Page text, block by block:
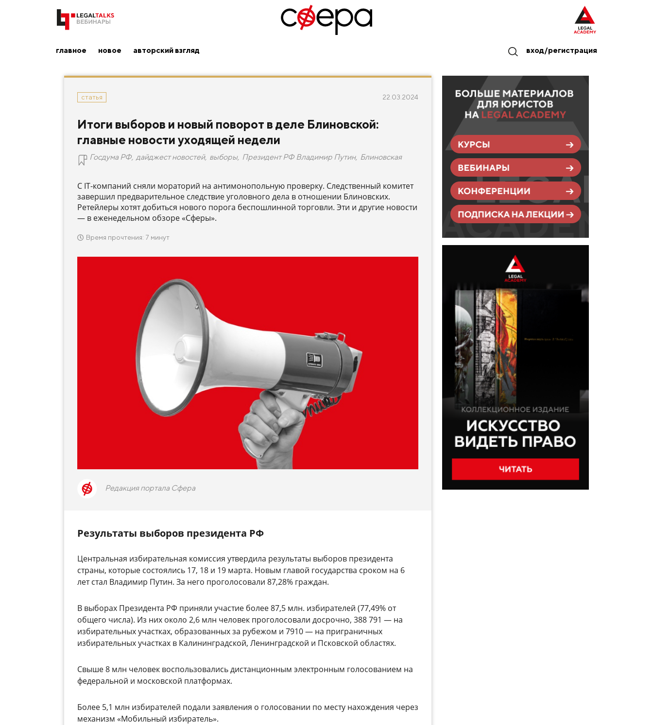
главное новое авторский взгляд вход/регистрация
статья 22.03.2024
Итоги выборов и новый поворот в деле Блиновской:
главные новости уходящей недели
Госдума РФ дайджест новостей, выборы, Президент РФ Владимир Путин, Блиновская
С IT-компаний сняли мораторий на антимонопольную проверку. Следственный комитет
завершил предварительное следствие уголовного дела в отношении Блиновских.
Ретейлеры хотят добиться нового порога беспошлинной торговли. Эти и другие новости
— в еженедельном обзоре «Сферы».
Время прочтения: 7 минут
Редакция портала Сфера
Результаты выборов президента РФ
Центральная избирательная комиссия утвердила результаты выборов президента
страны, которые состоялись 17, 18 и 19 марта. Новым главой государства сроком на 6
лет стал Владимир Путин. За него проголосовали 87,28% граждан.
В выборах Президента РФ приняли участие более 87,5 млн. избирателей (77,49% от
общего числа). Из них около 2,6 млн человек проголосовали досрочно, 388 791 — на
избирательных участках, образованных за рубежом и 7910— на приграничных
избирательных участках в Калининградской, Ленинградской и Псковской областях.
Свыше 8 млн человек воспользовались дистанционным электронным голосованием на
федеральной и московской платформах.
Более 5,1 млн избирателей подали заявления о голосовании по месту нахождения через
механизм «Мобильный избиратель».